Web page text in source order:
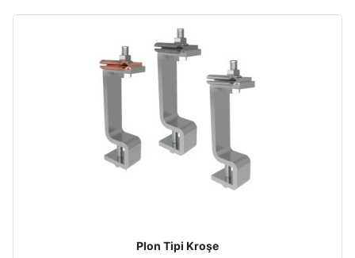
Plon Tipi Kroşe